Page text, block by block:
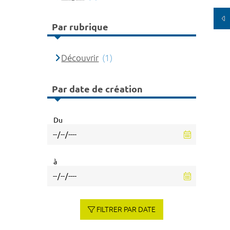
Par rubrique
Découvrir (1)
Par date de création
Du
à
FILTRER PAR DATE